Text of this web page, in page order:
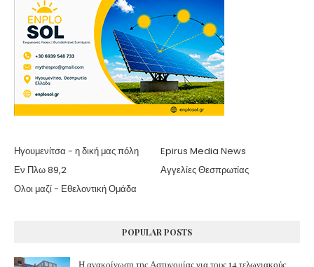
Ηγουμενίτσα - η δική μας πόλη
Epirus Media News
Εν Πλω 89,2
Αγγελίες Θεσπρωτίας
Ολοι μαζί - Εθελοντική Ομάδα
POPULAR POSTS
Η ανακοίνωση της Αστυνομίας για τους 14 τελωνιακούς